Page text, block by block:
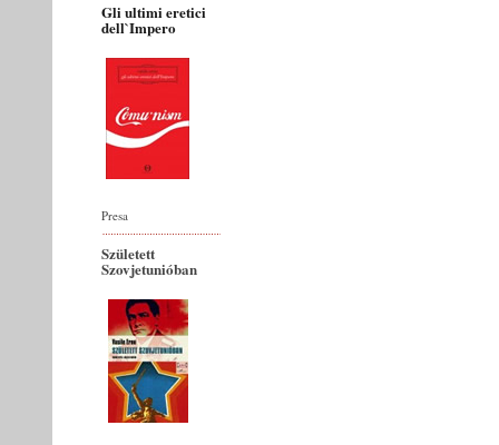
Gli ultimi eretici
dell`Impero
Presa
Született
Szovjetunióban